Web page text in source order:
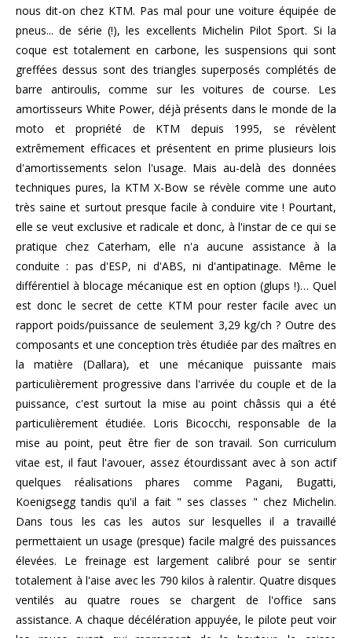
nous dit-on chez KTM. Pas mal pour une voiture équipée de
pneus... de série (!), les excellents Michelin Pilot Sport. Si la
coque est totalement en carbone, les suspensions qui sont
greffées dessus sont des triangles superposés complétés de
barre antiroulis, comme sur les voitures de course. Les
amortisseurs White Power, déjà présents dans le monde de la
moto et propriété de KTM depuis 1995, se révèlent
extrêmement efficaces et présentent en prime plusieurs lois
d'amortissements selon l'usage. Mais au-delà des données
techniques pures, la KTM X-Bow se révèle comme une auto
très saine et surtout presque facile à conduire vite ! Pourtant,
elle se veut exclusive et radicale et donc, à l'instar de ce qui se
pratique chez Caterham, elle n'a aucune assistance à la
conduite : pas d'ESP, ni d'ABS, ni d'antipatinage. Même le
différentiel à blocage mécanique est en option (glups !)… Quel
est donc le secret de cette KTM pour rester facile avec un
rapport poids/puissance de seulement 3,29 kg/ch ? Outre des
composants et une conception très étudiée par des maîtres en
la matière (Dallara), et une mécanique puissante mais
particulièrement progressive dans l'arrivée du couple et de la
puissance, c'est surtout la mise au point châssis qui a été
particulièrement étudiée. Loris Bicocchi, responsable de la
mise au point, peut être fier de son travail. Son curriculum
vitae est, il faut l'avouer, assez étourdissant avec à son actif
quelques réalisations phares comme Pagani, Bugatti,
Koenigsegg tandis qu'il a fait " ses classes " chez Michelin.
Dans tous les cas les autos sur lesquelles il a travaillé
permettaient un usage (presque) facile malgré des puissances
élevées. Le freinage est largement calibré pour se sentir
totalement à l'aise avec les 790 kilos à ralentir. Quatre disques
ventilés au quatre roues se chargent de l'office sans
assistance. A chaque décélération appuyée, le pilote peut voir